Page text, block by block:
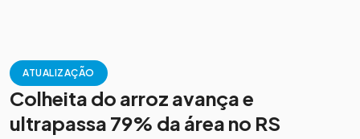
ATUALIZAÇÃO
Colheita do arroz avança e
ultrapassa 79% da área no RS